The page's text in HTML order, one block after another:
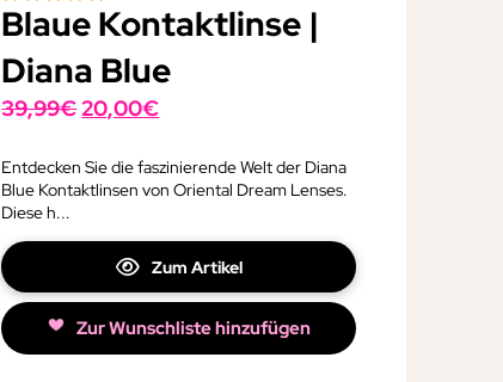
Blaue Kontaktlinse |
Diana Blue
39,99€Ursprünglicher
war:
39,99€
20,00€Aktueller
ist:
20,00€.
Entdecken Sie die faszinierende Welt der Diana
Blue Kontaktlinsen von Oriental Dream Lenses.
Diese h...
Zum Artikel
Zur Wunschliste hinzufügen